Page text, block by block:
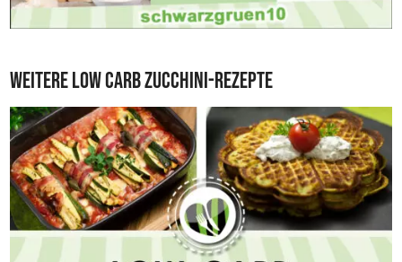
Weitere Low Carb Zucchini-Rezepte